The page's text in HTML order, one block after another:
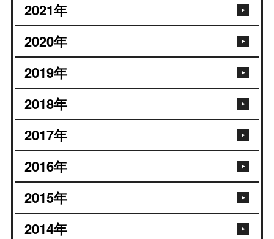
2021年
2020年
2019年
2018年
2017年
2016年
2015年
2014年